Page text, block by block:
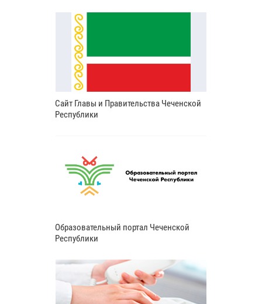
Сайт Главы и Правительства Чеченской
Республики
Образовательный портал Чеченской
Республики